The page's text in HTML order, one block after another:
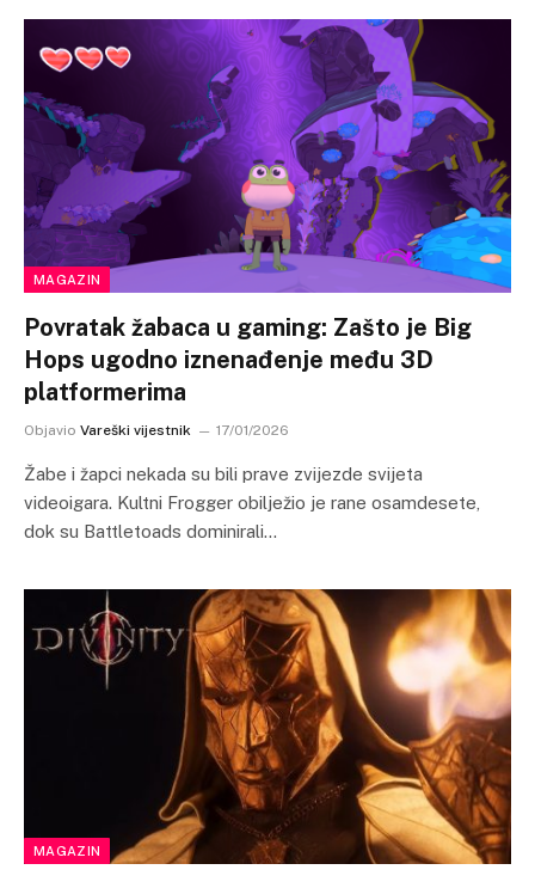
MAGAZIN
Povratak žabaca u gaming: Zašto je Big
Hops ugodno iznenađenje među 3D
platformerima
Objavio Vareški vijestnik 17/01/2026
Žabe i žapci nekada su bili prave zvijezde svijeta
videoigara. Kultni Frogger obilježio je rane osamdesete,
dok su Battletoads dominirali…
MAGAZIN